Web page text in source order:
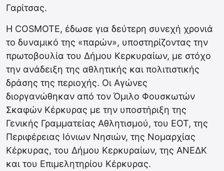
Γαρίτσας.
Η COSMOTE, έδωσε για δεύτερη συνεχή χρονιά
το δυναμικό της «παρών», υποστηρίζοντας την
πρωτοβουλία του Δήμου Κερκυραίων, με στόχο
την ανάδειξη της αθλητικής και πολιτιστικής
δράσης της περιοχής. Οι Αγώνες
διοργανώθηκαν από τον Όμιλο Φουσκωτών
Σκαφών Κέρκυρας με την υποστήριξη της
Γενικής Γραμματείας Αθλητισμού, του ΕΟΤ, της
Περιφέρειας Ιόνιων Νησιών, της Νομαρχίας
Κέρκυρας, του Δήμου Κερκυραίων, της ΑΝΕΔΚ
και του Επιμελητηρίου Κέρκυρας.